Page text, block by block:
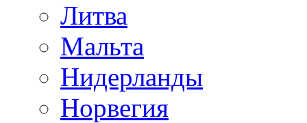
Литва
Мальта
Нидерланды
Норвегия